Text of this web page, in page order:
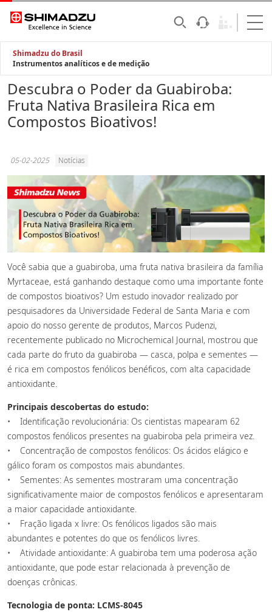
Shimadzu do Brasil
Instrumentos analíticos e de medição
Descubra o Poder da Guabiroba:
Fruta Nativa Brasileira Rica em
Compostos Bioativos!
05-02-2025 Notícias
Você sabia que a guabiroba, uma fruta nativa brasileira da família
Myrtaceae, está ganhando destaque como uma importante fonte
de compostos bioativos? Um estudo inovador realizado por
pesquisadores da Universidade Federal de Santa Maria e com
apoio do nosso gerente de produtos, Marcos Pudenzi,
recentemente publicado no Microchemical Journal, mostrou que
cada parte do fruto da guabiroba — casca, polpa e sementes —
é rica em compostos fenólicos benéficos, com alta capacidade
antioxidante.
Principais descobertas do estudo:
• Identificação revolucionária: Os cientistas mapearam 62
compostos fenólicos presentes na guabiroba pela primeira vez.
• Concentração de compostos fenólicos: Os ácidos elágico e
gálico foram os compostos mais abundantes.
• Sementes: As sementes mostraram uma concentração
significativamente maior de compostos fenólicos e apresentaram
a maior capacidade antioxidante.
• Fração ligada x livre: Os fenólicos ligados são mais
abundantes e potentes do que os fenólicos livres.
• Atividade antioxidante: A guabiroba tem uma poderosa ação
antioxidante, que pode estar relacionada à prevenção de
doenças crônicas.
Tecnologia de ponta: LCMS-8045